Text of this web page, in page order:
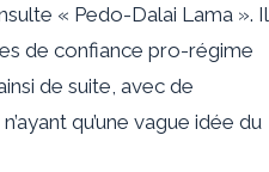
« Pedo-Dalai Lama ». Il
de confiance pro-régime
de suite, avec de
qu’une vague idée du